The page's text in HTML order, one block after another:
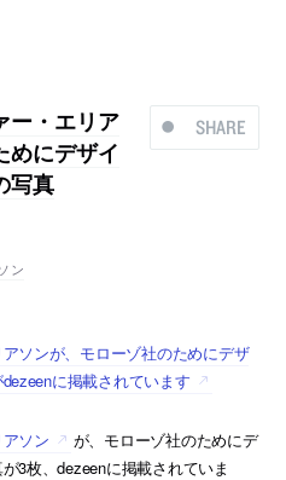
SHARE
ー・エリア
めにデザイ
写真
ン
ソンが、モローゾ社のためにデザ
に掲載されています
ソン
が、モローゾ社のためにデ
3枚、dezeenに掲載されていま